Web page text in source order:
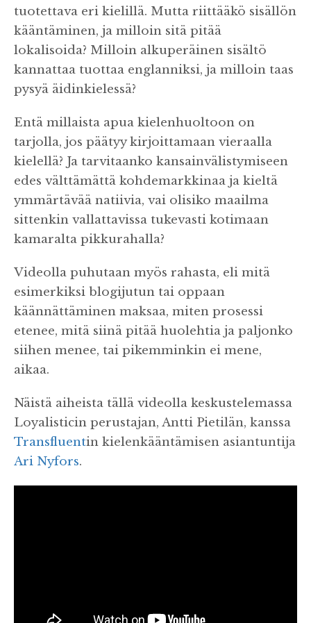
tuotettava eri kielillä. Mutta riittääkö sisällön
kääntäminen, ja milloin sitä pitää
lokalisoida? Milloin alkuperäinen sisältö
kannattaa tuottaa englanniksi, ja milloin taas
pysyä äidinkielessä?
Entä millaista apua kielenhuoltoon on
tarjolla, jos päätyy kirjoittamaan vieraalla
kielellä? Ja tarvitaanko kansainvälistymiseen
edes välttämättä kohdemarkkinaa ja kieltä
ymmärtävää natiivia, vai olisiko maailma
sittenkin vallattavissa tukevasti kotimaan
kamaralta pikkurahalla?
Videolla puhutaan myös rahasta, eli mitä
esimerkiksi blogijutun tai oppaan
käännättäminen maksaa, miten prosessi
etenee, mitä siinä pitää huolehtia ja paljonko
siihen menee, tai pikemminkin ei mene,
aikaa.
Näistä aiheista tällä videolla keskustelemassa
Loyalisticin perustajan, Antti Pietilän, kanssa
Transfluentin kielenkääntämisen asiantuntija
Ari Nyfors.